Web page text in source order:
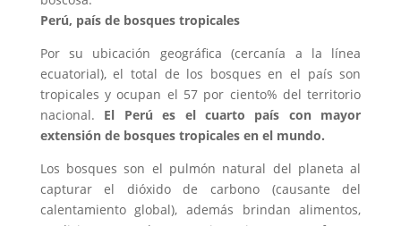
Perú, país de bosques tropicales
Por su ubicación geográfica (cercanía a la línea
ecuatorial), el total de los bosques en el país son
tropicales y ocupan el 57 por ciento% del territorio
nacional. El Perú es el cuarto país con mayor
extensión de bosques tropicales en el mundo.
Los bosques son el pulmón natural del planeta al
capturar el dióxido de carbono (causante del
calentamiento global), además brindan alimentos,